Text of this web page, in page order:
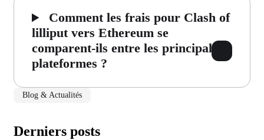
Comment les frais pour Clash of
lilliput vers Ethereum se
comparent-ils entre les principales
plateformes ?
Blog & Actualités
Derniers posts